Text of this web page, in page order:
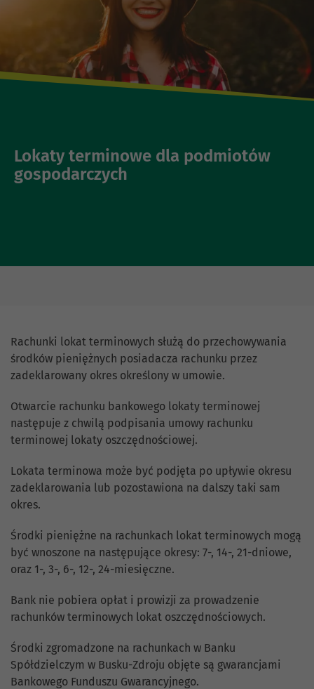
Lokaty terminowe dla podmiotów
gospodarczych
Rachunki lokat terminowych służą do przechowywania
środków pieniężnych posiadacza rachunku przez
zadeklarowany okres określony w umowie.
Otwarcie rachunku bankowego lokaty terminowej
następuje z chwilą podpisania umowy rachunku
terminowej lokaty oszczędnościowej.
Lokata terminowa może być podjęta po upływie okresu
zadeklarowania lub pozostawiona na dalszy taki sam
okres.
Środki pieniężne na rachunkach lokat terminowych mogą
być wnoszone na następujące okresy: 7-, 14-, 21-dniowe,
oraz 1-, 3-, 6-, 12-, 24-miesięczne.
Bank nie pobiera opłat i prowizji za prowadzenie
rachunków terminowych lokat oszczędnościowych.
Środki zgromadzone na rachunkach w Banku
Spółdzielczym w Busku-Zdroju objęte są gwarancjami
Bankowego Funduszu Gwarancyjnego.